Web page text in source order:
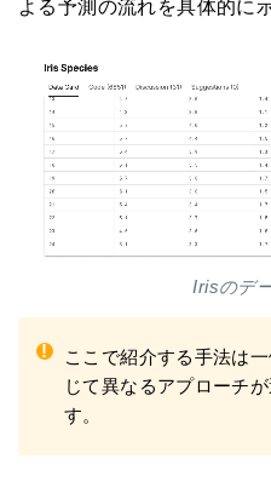
よる予測の流れを具体的に
Irisのデ
!
ここで紹介する手法は
じて異なるアプローチ
す。